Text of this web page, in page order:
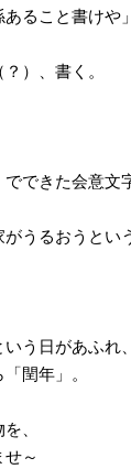
ること書けや」
）、書く。
できた会意文
うるおうとい
う日があふれ、
閏年」。
、
～